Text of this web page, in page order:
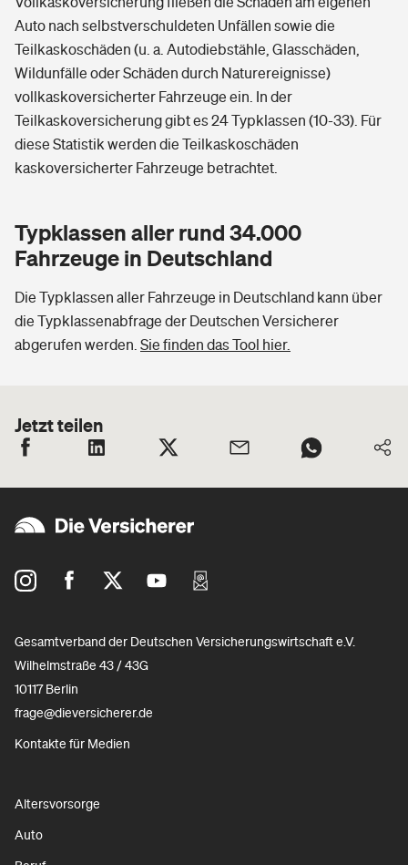
Auto nach selbstverschuldeten Unfällen sowie die
Teilkaskoschäden (u. a. Autodiebstähle, Glasschäden,
Wildunfälle oder Schäden durch Naturereignisse)
vollkaskoversicherter Fahrzeuge ein. In der
Teilkaskoversicherung gibt es 24 Typklassen (10-33). Für
diese Statistik werden die Teilkaskoschäden
kaskoversicherter Fahrzeuge betrachtet.
Typklassen aller rund 34.000
Fahrzeuge in Deutschland
Die Typklassen aller Fahrzeuge in Deutschland kann über
die Typklassenabfrage der Deutschen Versicherer
abgerufen werden. Sie finden das Tool hier.
Jetzt teilen
Gesamtverband der Deutschen Versicherungswirtschaft e.V.
Wilhelmstraße 43 / 43G
10117 Berlin
frage@dieversicherer.de
Kontakte für Medien
Altersvorsorge
Auto